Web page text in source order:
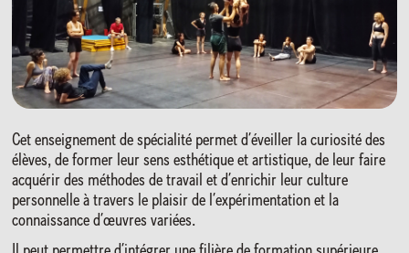
Cet enseignement de spécialité permet d’éveiller la curiosité des
élèves, de former leur sens esthétique et artistique, de leur faire
acquérir des méthodes de travail et d’enrichir leur culture
personnelle à travers le plaisir de l’expérimentation et la
connaissance d’œuvres variées.